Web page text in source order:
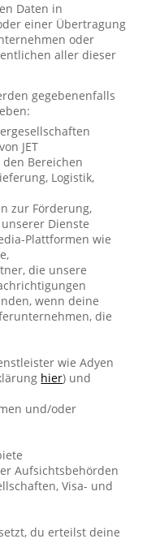
Daten in
einer Übertragung
oder
aller dieser
gegebenenfalls
JET
Bereichen
Logistik,
zur Förderung,
Dienste
Plattformen wie
die unsere
wenn deine
die
wie Adyen
hier) und
und/oder
Aufsichtsbehörden
Visa- und
du erteilst deine